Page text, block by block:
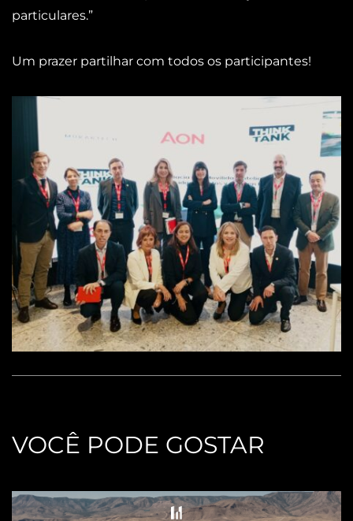
particulares.”
Um prazer partilhar com todos os participantes!
VOCÊ PODE GOSTAR